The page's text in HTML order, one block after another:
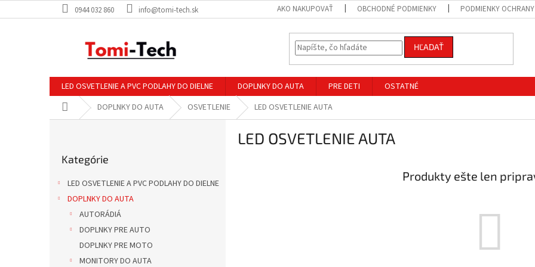
na
0944 032 860 info@tomi-tech.sk AKO NAKUPOVAŤ OBCHODNÉ PODMIENKY PODMIENKY OCHRANY
HĽADAŤ
LED OSVETLENIE A PVC PODLAHY DO DIELNE DOPLNKY DO AUTA PRE DETI
OSTATNÉ
DomovDOPLNKY DO AUTA OSVETLENIE LED OSVETLENIE AUTA
kategórie
Kategórie
LED OSVETLENIE A PVC PODLAHY DO DIELNE
DOPLNKY DO AUTA
AUTORÁDIÁ
DOPLNKY PRE AUTO
DOPLNKY PRE MOTO
MONITORY DO AUTA
LED OSVETLENIE AUTA
Produkty ešte len